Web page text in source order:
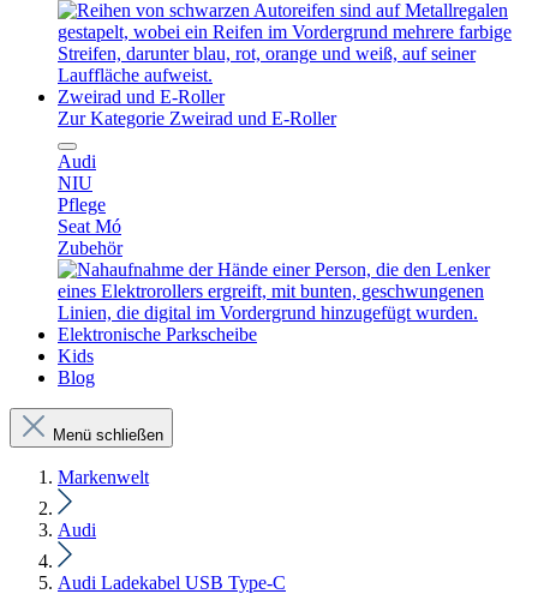
Zweirad und E-Roller
Zur Kategorie Zweirad und E-Roller
Audi
NIU
Pflege
Seat Mó
Zubehör
Elektronische Parkscheibe
Kids
Blog
Menü schließen
Markenwelt
Audi
Audi Ladekabel USB Type-C